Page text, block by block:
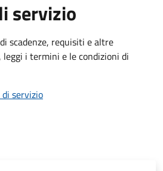
servizio
scadenze, requisiti e altre
i termini e le condizioni di
servizio